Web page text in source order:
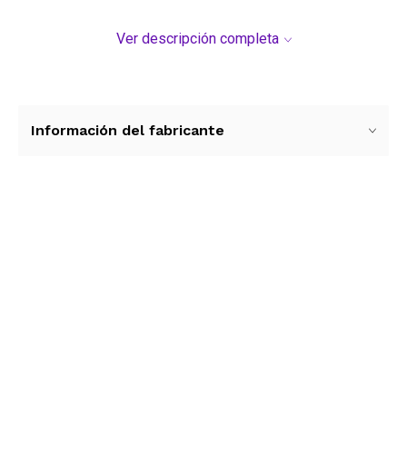
bolsillos frontales espaciosos donde podras
en los puntos de mayor tension y sus cierres de
Ver descripción completa
Información del fabricante